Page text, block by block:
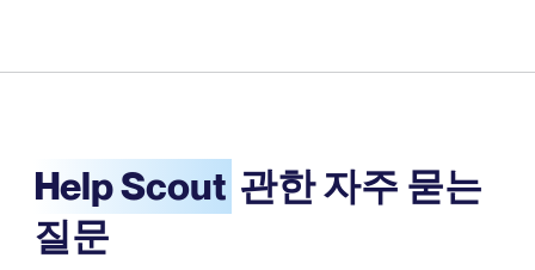
Help Scout 관한 자주 묻는
질문